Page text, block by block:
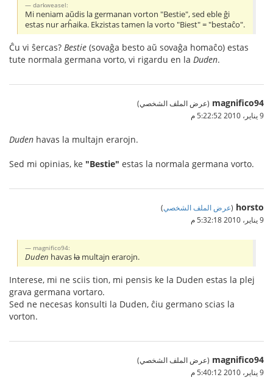
darkweasel:
Mi neniam aŭdis la germanan vorton "Bestie", sed eble ĝi
estas nur arĥaika. Ekzistas tamen la vorto "Biest" = "bestaĉo".
Ĉu vi ŝercas? Bestie (sovaĝa besto aŭ sovaĝa homaĉo) estas
tute normala germana vorto, vi rigardu en la Duden.
magnifico94 (عرض الملف الشخصي)
9 يناير، 2010 5:22:52 م
Duden havas la multajn erarojn.
Sed mi opinias, ke "Bestie" estas la normala germana vorto.
horsto
(عرض الملف الشخصي)
9 يناير، 2010 5:32:18 م
magnifico94:
Duden havaslamultajn erarojn.
Interese, mi ne sciis tion, mi pensis ke la Duden estas la plej
grava germana vortaro.
Sed ne necesas konsulti la Duden, ĉiu germano scias la
vorton.
magnifico94 (عرض الملف الشخصي)
9 يناير، 2010 5:40:12 م